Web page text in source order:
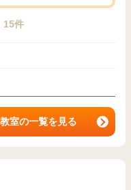
15件
教室の一覧を見る